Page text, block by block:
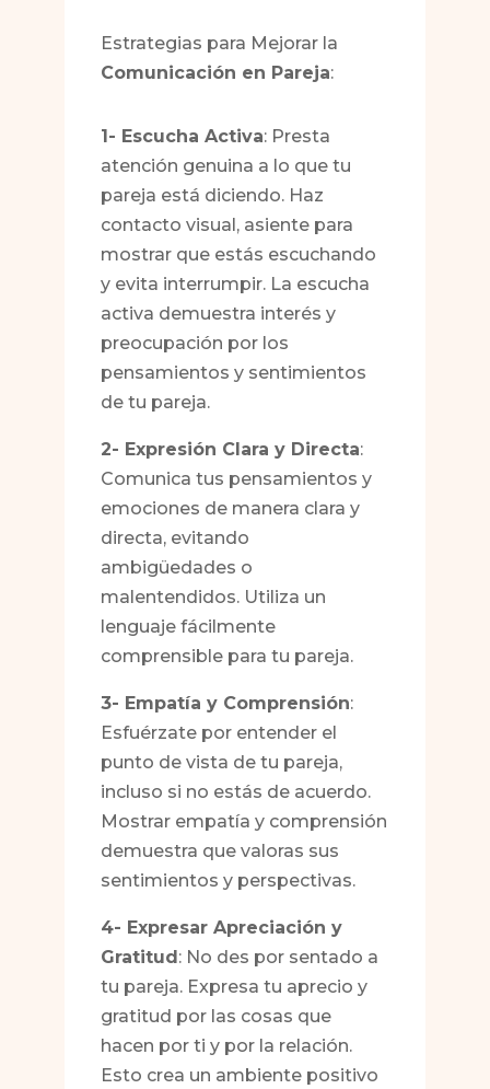
Estrategias para Mejorar la
Comunicación en Pareja:
1- Escucha Activa: Presta
atención genuina a lo que tu
pareja está diciendo. Haz
contacto visual, asiente para
mostrar que estás escuchando
y evita interrumpir. La escucha
activa demuestra interés y
preocupación por los
pensamientos y sentimientos
de tu pareja.
2- Expresión Clara y Directa:
Comunica tus pensamientos y
emociones de manera clara y
directa, evitando
ambigüedades o
malentendidos. Utiliza un
lenguaje fácilmente
comprensible para tu pareja.
3- Empatía y Comprensión:
Esfuérzate por entender el
punto de vista de tu pareja,
incluso si no estás de acuerdo.
Mostrar empatía y comprensión
demuestra que valoras sus
sentimientos y perspectivas.
4- Expresar Apreciación y
Gratitud : No des por sentado a
tu pareja. Expresa tu aprecio y
gratitud por las cosas que
hacen por ti y por la relación.
Esto crea un ambiente positivo